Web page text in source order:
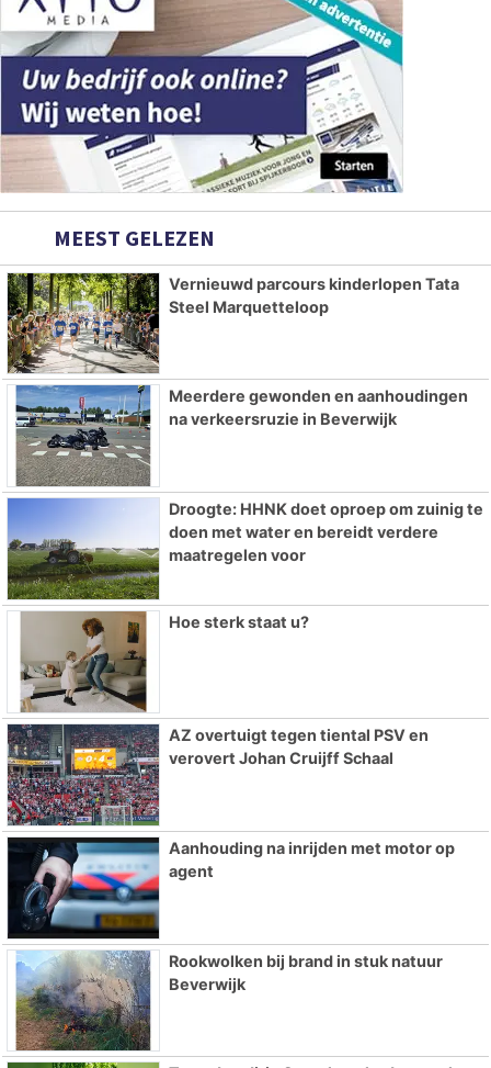
MEEST GELEZEN
Vernieuwd parcours kinderlopen Tata
Steel Marquetteloop
Meerdere gewonden en aanhoudingen
na verkeersruzie in Beverwijk
Droogte: HHNK doet oproep om zuinig te
doen met water en bereidt verdere
maatregelen voor
Hoe sterk staat u?
AZ overtuigt tegen tiental PSV en
verovert Johan Cruijff Schaal
Aanhouding na inrijden met motor op
agent
Rookwolken bij brand in stuk natuur
Beverwijk